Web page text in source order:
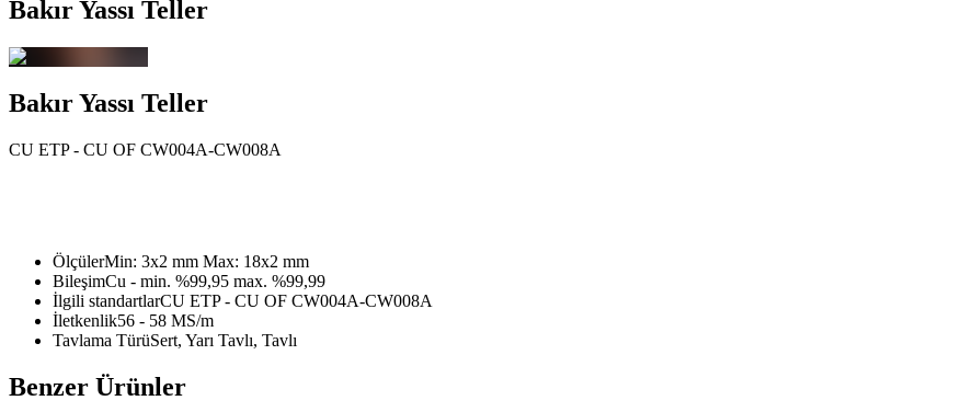
Bakır Yassı Teller
Bakır Yassı Teller
CU ETP - CU OF CW004A-CW008A
ÖlçülerMin: 3x2 mm Max: 18x2 mm
BileşimCu - min. %99,95 max. %99,99
İlgili standartlarCU ETP - CU OF CW004A-CW008A
İletkenlik56 - 58 MS/m
Tavlama TürüSert, Yarı Tavlı, Tavlı
Benzer Ürünler